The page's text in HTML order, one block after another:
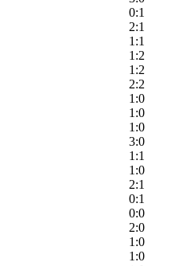
0:1
2:1
1:1
1:2
1:2
2:2
1:0
1:0
1:0
3:0
1:1
1:0
2:1
0:1
0:0
2:0
1:0
1:0